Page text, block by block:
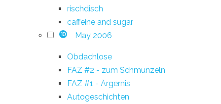
rischdisch
caffeine and sugar
10 May 2006
Obdachlose
FAZ #2 - zum Schmunzeln
FAZ #1 - Ärgernis
Autogeschichten